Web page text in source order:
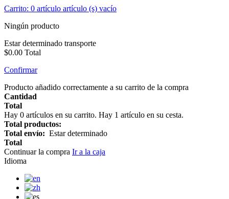
Carrito: 0 artículo artículo (s) vacío
Ningún producto
Estar determinado transporte
$0.00 Total
Confirmar
Producto añadido correctamente a su carrito de la compra
Cantidad
Total
Hay 0 artículos en su carrito. Hay 1 artículo en su cesta.
Total productos:
Total envío: Estar determinado
Total
Continuar la compra Ir a la caja
Idioma